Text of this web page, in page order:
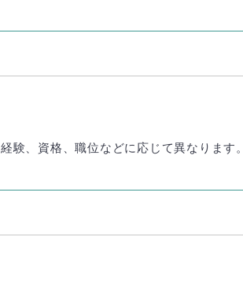
経験、資格、職位などに応じて異なります。